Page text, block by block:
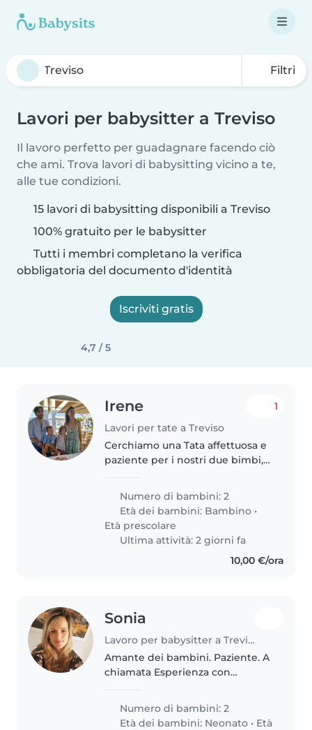
Filtri
Lavori per babysitter a Treviso
Il lavoro perfetto per guadagnare facendo ciò
che ami. Trova lavori di babysitting vicino a te,
alle tue condizioni.
15 lavori di babysitting disponibili a Treviso
100% gratuito per le babysitter
Tutti i membri completano la verifica
obbligatoria del documento d'identità
Iscriviti gratis
4,7 / 5
Irene
Lavori per tate a Treviso
1
Cerchiamo una Tata affettuosa e
paziente per i nostri due bimbi,
curioso di 4. Dovrà essere a suo
agio a cucinare e con qualche
faccenda domestica.
Contattateci..
Numero di bambini: 2
Età dei bambini: Bambino •
Età prescolare
Ultima attività: 2 giorni fa
10,00 €/ora
Sonia
Lavoro per babysitter a Treviso
Amante dei bambini. Paziente. A
chiamata Esperienza con
Numero di bambini: 2
Età dei bambini: Neonato • Età